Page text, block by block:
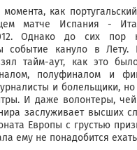
как
матче Испания -
Однако до сих пор
событие кануло в Лету.
тайм-аут, как это
полуфиналом и
и болельщики,
И даже волонтеры,
заслуживает высших
Европы с грустью
ему не понадобится